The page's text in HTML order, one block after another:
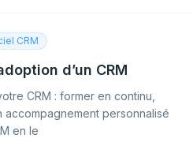
CRM
d’un CRM
CRM : former en continu,
accompagnement personnalisé
en le